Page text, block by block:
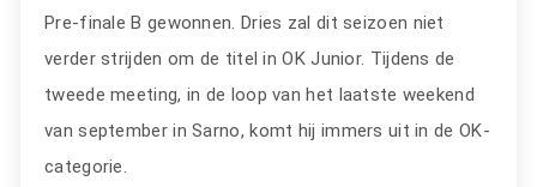
Pre-finale B gewonnen. Dries zal dit seizoen niet
verder strijden om de titel in OK Junior. Tijdens de
tweede meeting, in de loop van het laatste weekend
van september in Sarno, komt hij immers uit in de OK-
categorie.